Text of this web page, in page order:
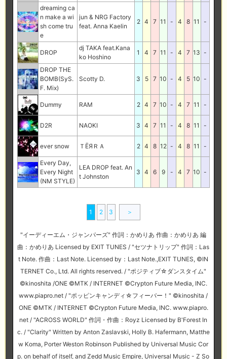
dreaming ca
n make a wi
sh come tru
e
jun & NRG Factory
feat. Anna Kaelin
2 4 7 11 - 4 8 11 -
DROP
dj TAKA feat.Kana
ko Hoshino
1 4 7 11 - 4 7 13 -
DROP THE
BOMB(SyS.
F. Mix)
Scotty D. 3 5 7 10 - 4 5 10 -
Dummy RAM 2 4 7 10 - 4 7 11 -
D2R NAOKI 3 4 7 11 - 4 8 11 -
ever snow ＴЁЯＲＡ 2 4 8 12 - 4 8 11 -
Every Day,
Every Night
(NM STYLE)
LEA DROP feat. An
t Johnston
3 4 6 9 - 4 7 10 -
1 2 3 ＞
"イーディーエム・ジャンパーズ" 作詞：かめりあ 作曲：かめりあ 編
曲：かめりあ Licensed by EXIT TUNES / "セツナトリップ" 作詞：Las
t Note. 作曲：Last Note. Licensed by：Last Note.,EXIT TUNES, ©IN
TERNET Co., Ltd. All rights reserved. / "ポジティブ☆ダンスタイム"
©kinoshita /ONE ©MTK / INTERNET ©Crypton Future Media, INC.
www.piapro.net / "ポッピンキャンディ☆フィーバー！" ©kinoshita /
ONE ©MTK / INTERNET ©Crypton Future Media, INC. www.piapro.
net / "ACROSS WORLD" 作詞・作曲：Royz Licensed by B'Forest In
c. / "Clarity" Written by Anton Zaslavski, Holly B. Hafermann, Matthe
w Koma, Porter Weston Robinson Published by Universal Music Cor
p. on behalf of itself, and Zedd Music Empire, Universal Music - Z So